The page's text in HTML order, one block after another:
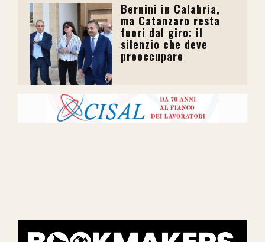
Bernini in Calabria,
ma Catanzaro resta
fuori dal giro: il
silenzio che deve
preoccupare